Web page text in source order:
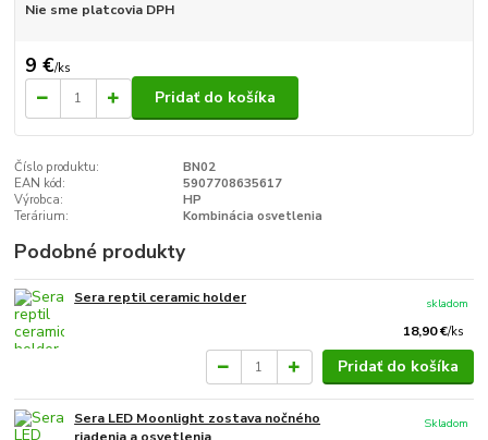
Nie sme platcovia DPH
9 €/ks
Pridať do košíka
Číslo produktu:
BN02
EAN kód:
5907708635617
Výrobca:
HP
Terárium:
Kombinácia osvetlenia
Podobné produkty
Sera reptil ceramic holder
18,90 €/ks
skladom
Pridať do košíka
Sera LED Moonlight zostava nočného
Skladom